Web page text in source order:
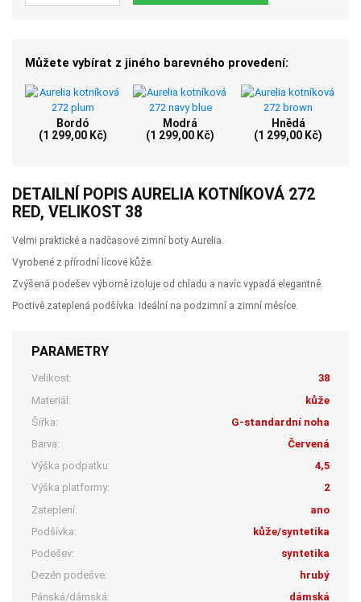
Můžete vybírat z jiného barevného provedení:
Bordó
(1 299,00 Kč)
Modrá
(1 299,00 Kč)
Hnědá
(1 299,00 Kč)
DETAILNÍ POPIS AURELIA KOTNÍKOVÁ 272
RED, VELIKOST 38
Velmi praktické a nadčasové zimní boty Aurelia.
Vyrobené z přírodní lícové kůže.
Zvýšená podešev výborně izoluje od chladu a navíc vypadá elegantně.
Poctivě zateplená podšívka. Ideální na podzimní a zimní měsíce.
PARAMETRY
Velikost:
38
Materiál:
kůže
Šířka:
G-standardní noha
Barva:
Červená
Výška podpatku:
4,5
Výška platformy:
2
Zateplení:
ano
Podšívka:
kůže/syntetika
Podešev:
syntetika
Dezén podešve:
hrubý
Pánská/dámská:
dámská